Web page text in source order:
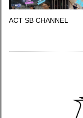
ACT SB CHANNEL